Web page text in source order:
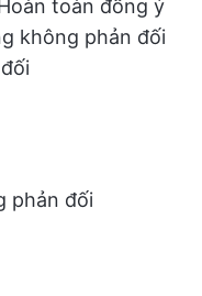
toàn đồng ý
không phản đối
phản đối